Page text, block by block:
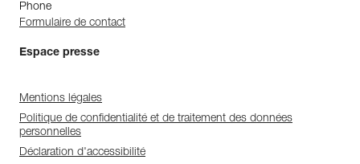
Phone
Formulaire de contact
Espace presse
Mentions légales
Politique de confidentialité et de traitement des données
personnelles
Déclaration d'accessibilité